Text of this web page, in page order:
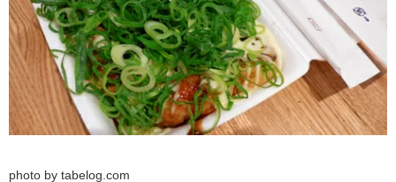
photo by tabelog.com